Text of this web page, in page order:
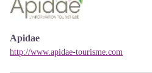
Apidae
http://www.apidae-tourisme.com